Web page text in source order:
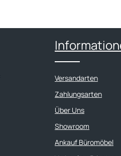
Versandarten
Zahlungsarten
Über Uns
Showroom
Ankauf Büromöbel